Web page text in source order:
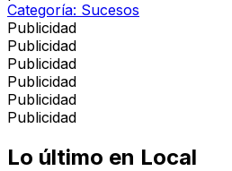
Categoría: Sucesos
Publicidad
Publicidad
Publicidad
Publicidad
Publicidad
Publicidad
Lo último en Local